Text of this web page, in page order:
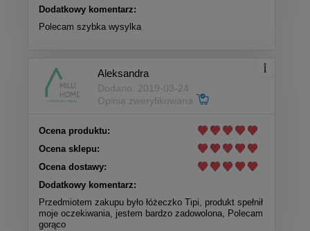
Dodatkowy komentarz:
Polecam szybka wysylka
Aleksandra
Dodano: 2019-03-24
Opinia zweryfikowana
Ocena produktu:
Ocena sklepu:
Ocena dostawy:
Dodatkowy komentarz:
Przedmiotem zakupu było łóżeczko Tipi, produkt spełnił
moje oczekiwania, jestem bardzo zadowolona, Polecam
gorąco